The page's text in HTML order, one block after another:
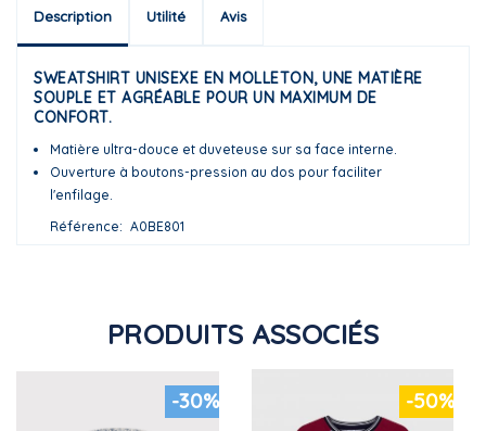
Description Utilité Avis
SWEATSHIRT UNISEXE EN MOLLETON, UNE MATIÈRE
SOUPLE ET AGRÉABLE POUR UN MAXIMUM DE
CONFORT.
Matière ultra-douce et duveteuse sur sa face interne.
Ouverture à boutons-pression au dos pour faciliter
l'enfilage.
Référence
A0BE801
PRODUITS ASSOCIÉS
-30% -50%